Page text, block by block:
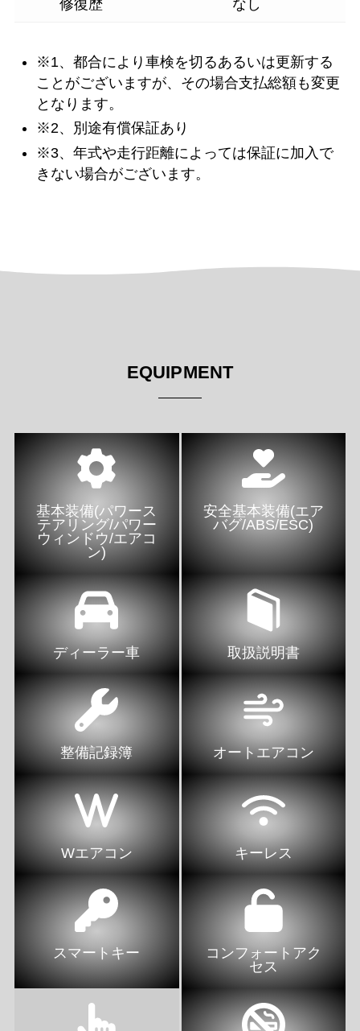
修復歴 なし
※1、都合により車検を切るあるいは更新する
ことがございますが、その場合支払総額も変更
となります。
※2、別途有償保証あり
※3、年式や走行距離によっては保証に加入で
きない場合がございます。
EQUIPMENT
基本装備(パワース
テアリング/パワー
ウィンドウ/エアコ
ン)
安全基本装備(エア
バグ/ABS/ESC)
ディーラー車 取扱説明書
整備記録簿 オートエアコン
Wエアコン キーレス
スマートキー
コンフォートアク
セス